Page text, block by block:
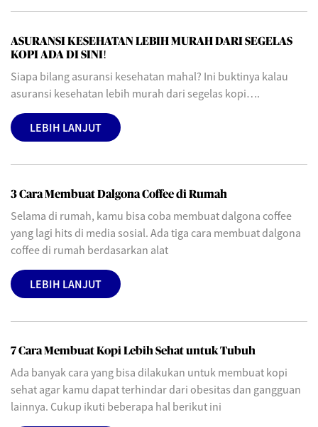
ASURANSI KESEHATAN LEBIH MURAH DARI SEGELAS
KOPI ADA DI SINI!
Siapa bilang asuransi kesehatan mahal? Ini buktinya kalau
asuransi kesehatan lebih murah dari segelas kopi….
LEBIH LANJUT
3 Cara Membuat Dalgona Coffee di Rumah
Selama di rumah, kamu bisa coba membuat dalgona coffee
yang lagi hits di media sosial. Ada tiga cara membuat dalgona
coffee di rumah berdasarkan alat
LEBIH LANJUT
7 Cara Membuat Kopi Lebih Sehat untuk Tubuh
Ada banyak cara yang bisa dilakukan untuk membuat kopi
sehat agar kamu dapat terhindar dari obesitas dan gangguan
lainnya. Cukup ikuti beberapa hal berikut ini